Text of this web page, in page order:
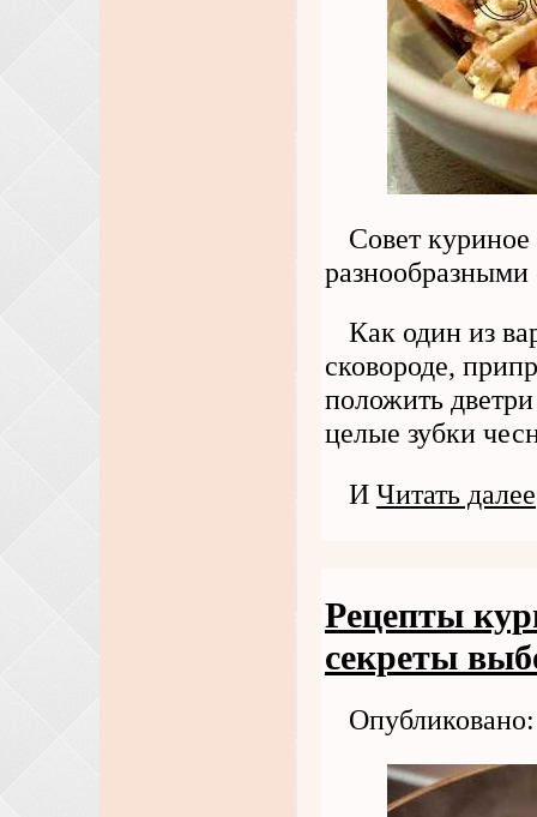
Совет
Как один из
сковороде,
положить
целые зубки
И Читать далее
Рецепты
секреты